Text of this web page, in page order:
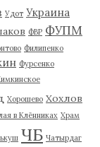
Удот Украина
ФВР ФУПМ
Филипенко
Фурсенко
Хорошево Хохлов
в Клённиках Храм
ЧБ Чатырдаг